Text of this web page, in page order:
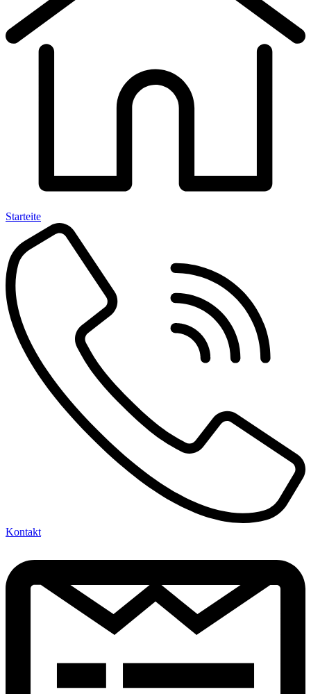
Starteite
Kontakt